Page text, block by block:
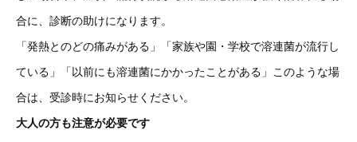
合に、診断の助けになります。
「発熱とのどの痛みがある」「家族や園・学校で溶連菌が流行し
ている」「以前にも溶連菌にかかったことがある」このような場
合は、受診時にお知らせください。
大人の方も注意が必要です